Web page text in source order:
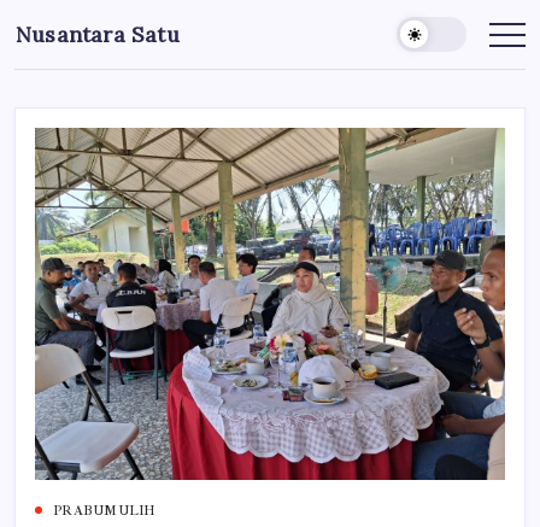
to
content
Nusantara Satu
Berita
Nusantara
PRABUMULIH